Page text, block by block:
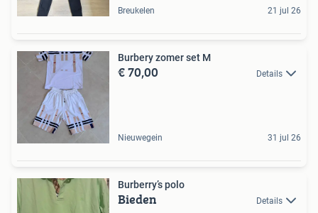
Breukelen 21 jul 26
Burbery zomer set M
€ 70,00 Details
Nieuwegein 31 jul 26
Burberry’s polo
Bieden Details